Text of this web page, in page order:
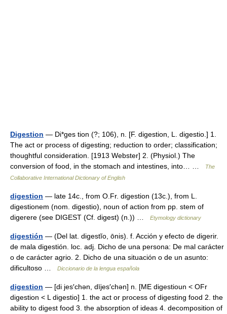
Digestion — Di*ges tion (?; 106), n. [F. digestion, L. digestio.] 1.
The act or process of digesting; reduction to order; classification;
thoughtful consideration. [1913 Webster] 2. (Physiol.) The
conversion of food, in the stomach and intestines, into… …
The
Collaborative International Dictionary of English
digestion — late 14c., from O.Fr. digestion (13c.), from L.
digestionem (nom. digestio), noun of action from pp. stem of
digerere (see DIGEST (Cf. digest) (n.)) …
Etymology dictionary
digestión — (Del lat. digestĭo, ōnis). f. Acción y efecto de digerir.
de mala digestión. loc. adj. Dicho de una persona: De mal carácter
o de carácter agrio. 2. Dicho de una situación o de un asunto:
dificultoso …
Diccionario de la lengua española
digestion — [di jes′chən, dījes′chən] n. [ME digestioun < OFr
digestion < L digestio] 1. the act or process of digesting food 2. the
ability to digest food 3. the absorption of ideas 4. decomposition of